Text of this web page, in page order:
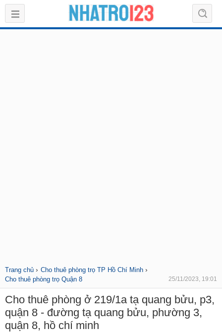
Trang chủ › Cho thuê phòng trọ TP Hồ Chí Minh ›
Cho thuê phòng trọ Quận 8 25/11/2023, 19:01
Cho thuê phòng ở 219/1a tạ quang bửu, p3,
quận 8 - đường tạ quang bửu, phường 3,
quận 8, hồ chí minh